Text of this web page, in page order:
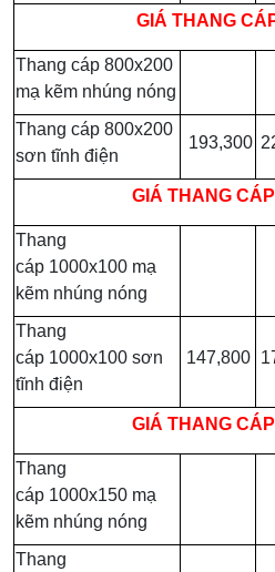
GIÁ THANG
Thang cáp 800x200
mạ kẽm nhúng nóng
Thang cáp 800x200
sơn tĩnh điện
193,300
GIÁ THANG
Thang
cáp 1000x100 mạ
kẽm nhúng nóng
Thang
cáp 1000x100 sơn
tĩnh điện
147,800
GIÁ THANG
Thang
cáp 1000x150 mạ
kẽm nhúng nóng
Thang